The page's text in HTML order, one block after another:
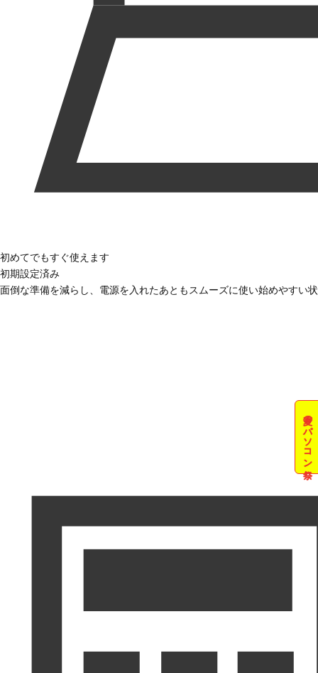
夏のパソコン祭
初めてでもすぐ使えます
初期設定済み
面倒な準備を減らし、電源を入れたあともスムーズに使い始めやすい